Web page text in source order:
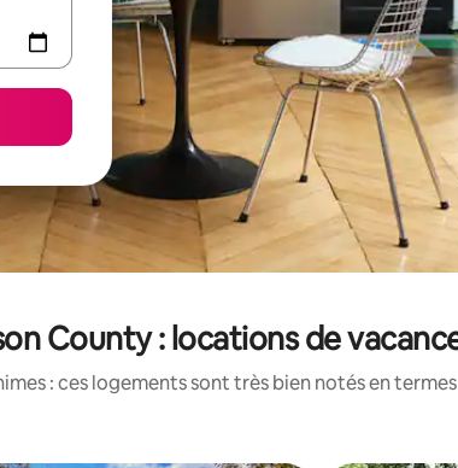
County : locations de
: ces logements sont très bien notés en